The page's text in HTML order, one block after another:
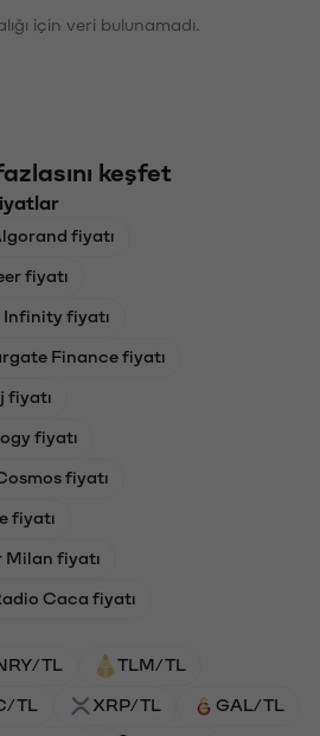
için veri bulunamadı.
keşfet
fiyatı
fiyatı
Infinity fiyatı
Finance fiyatı
fiyatı
fiyatı
fiyatı
fiyatı
Milan fiyatı
Caca fiyatı
TL TLM/TL
TL XRP/TL GAL/TL